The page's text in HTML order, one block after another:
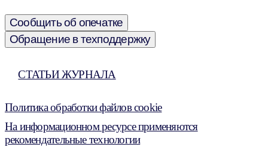
Сообщить об опечатке
Обращение в техподдержку
СТАТЬИ ЖУРНАЛА
Политика обработки файлов cookie
На информационном ресурсе применяются
рекомендательные технологии